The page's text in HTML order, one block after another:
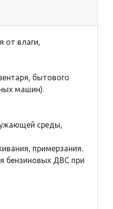
от влаги,
бытового
машин).
среды,
примерзания.
бензиновых ДВС при